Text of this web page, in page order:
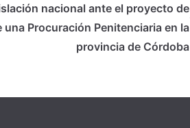
nacional ante el proyecto de
una Procuración Penitenciaria en la
provincia de Córdoba